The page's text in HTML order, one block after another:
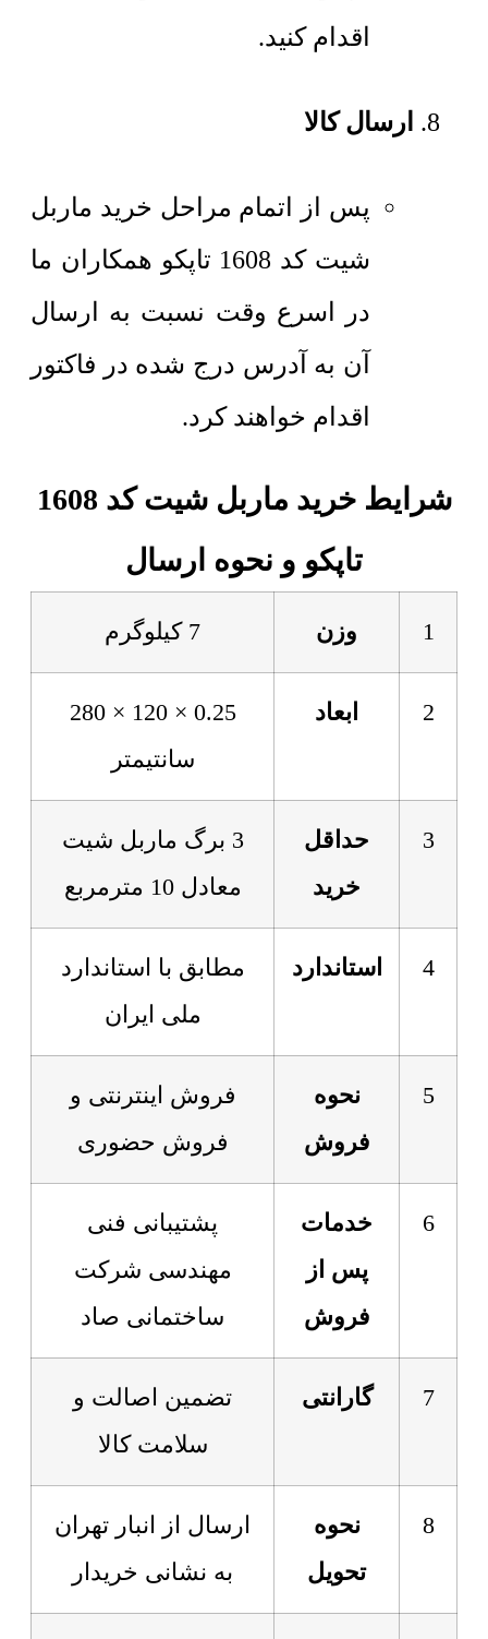
اقدام کنید.
ارسال کالا
پس از اتمام مراحل خرید ماربل
شیت کد 1608 تاپکو همکاران ما
در اسرع وقت نسبت به ارسال
آن به آدرس درج شده در فاکتور
اقدام خواهند کرد.
شرایط خرید ماربل شیت کد 1608
تاپکو و نحوه ارسال
1 وزن 7 کیلوگرم
2 ابعاد
0.25 × 120 × 280
سانتیمتر
3
حداقل
خرید
3 برگ ماربل شیت
معادل 10 مترمربع
4 استاندارد
مطابق با استاندارد
ملی ایران
5
نحوه
فروش
فروش اینترنتی و
فروش حضوری
6
خدمات
پس از
فروش
پشتیبانی فنی
مهندسی شرکت
ساختمانی صاد
7 گارانتی
تضمین اصالت و
سلامت کالا
8
نحوه
تحویل
ارسال از انبار تهران
به نشانی خریدار